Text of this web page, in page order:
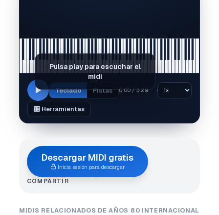
Pulsa play para escuchar el
midi
Teclado Pistas 0:00 / 3:29
🎛️ Herramientas
Descargar MIDI gratis
Inicia sesión para descargar
COMPARTIR
MIDIS RELACIONADOS DE AÑOS 80 INTERNACIONAL